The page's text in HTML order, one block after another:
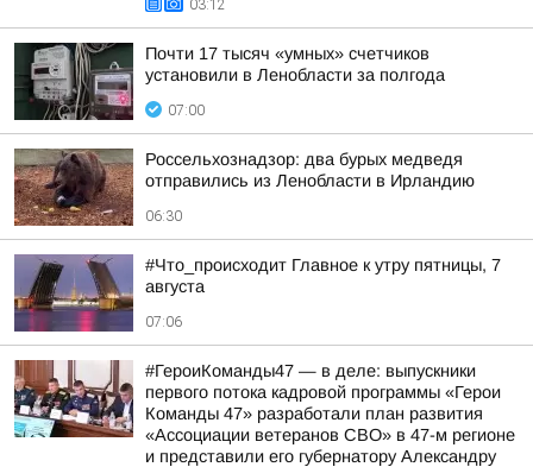
03:12
Почти 17 тысяч «умных» счетчиков
установили в Ленобласти за полгода
07:00
Россельхознадзор: два бурых медведя
отправились из Ленобласти в Ирландию
06:30
#Что_происходит Главное к утру пятницы, 7
августа
07:06
#ГероиКоманды47 — в деле: выпускники
первого потока кадровой программы «Герои
Команды 47» разработали план развития
«Ассоциации ветеранов СВО» в 47-м регионе
и представили его губернатору Александру